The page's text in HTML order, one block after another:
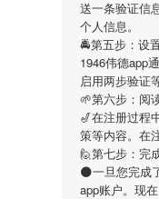
送一条验证信
个人信息。
🚔第五步：设
1946伟德app
启用两步验证
🌱第六步：阅
🎷在注册过程
策等内容。在
🙋第七步：完
🌑一旦您完成
app账户。现